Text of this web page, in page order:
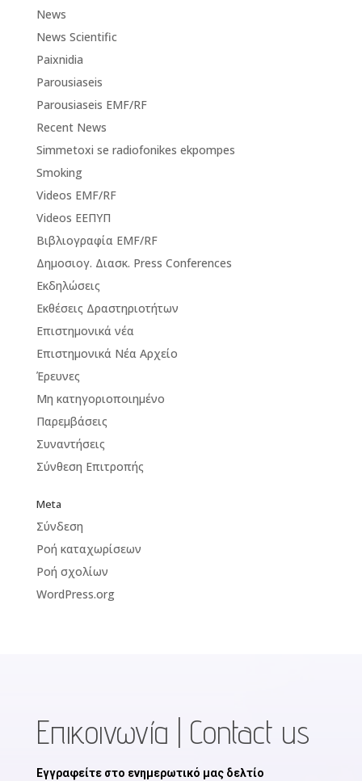
News
News Scientific
Paixnidia
Parousiaseis
Parousiaseis EMF/RF
Recent News
Simmetoxi se radiofonikes ekpompes
Smoking
Videos EMF/RF
Videos ΕΕΠΥΠ
Βιβλιογραφία EMF/RF
Δημοσιογ. Διασκ. Press Conferences
Εκδηλώσεις
Εκθέσεις Δραστηριοτήτων
Επιστημονικά νέα
Επιστημονικά Νέα Αρχείο
Έρευνες
Μη κατηγοριοποιημένο
Παρεμβάσεις
Συναντήσεις
Σύνθεση Επιτροπής
Meta
Σύνδεση
Ροή καταχωρίσεων
Ροή σχολίων
WordPress.org
Επικοινωνία | Contact us
Εγγραφείτε στο ενημερωτικό μας δελτίο